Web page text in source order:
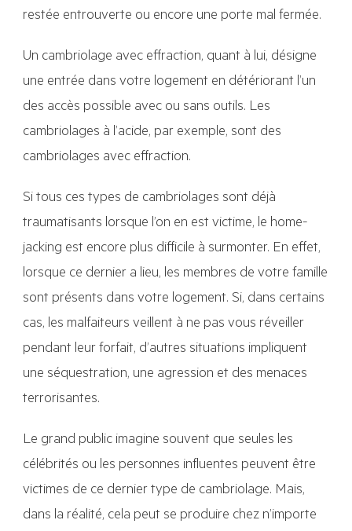
restée entrouverte ou encore une porte mal fermée.
Un cambriolage avec effraction, quant à lui, désigne
une entrée dans votre logement en détériorant l’un
des accès possible avec ou sans outils. Les
cambriolages à l’acide, par exemple, sont des
cambriolages avec effraction.
Si tous ces types de cambriolages sont déjà
traumatisants lorsque l’on en est victime, le home-
jacking est encore plus difficile à surmonter. En effet,
lorsque ce dernier a lieu, les membres de votre famille
sont présents dans votre logement. Si, dans certains
cas, les malfaiteurs veillent à ne pas vous réveiller
pendant leur forfait, d’autres situations impliquent
une séquestration, une agression et des menaces
terrorisantes.
Le grand public imagine souvent que seules les
célébrités ou les personnes influentes peuvent être
victimes de ce dernier type de cambriolage. Mais,
dans la réalité, cela peut se produire chez n’importe